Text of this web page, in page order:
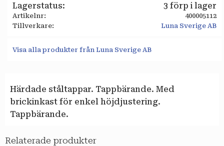
Lagerstatus 3 förp i lager
Artikelnr
400005112
Tillverkare
Luna Sverige AB
Visa alla produkter från Luna Sverige AB
Härdade ståltappar. Tappbärande. Med
brickinkast för enkel höjdjustering.
Tappbärande.
Relaterade produkter